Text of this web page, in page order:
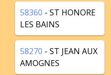
58360 - ST HONORE
LES BAINS
58270 - ST JEAN AUX
AMOGNES